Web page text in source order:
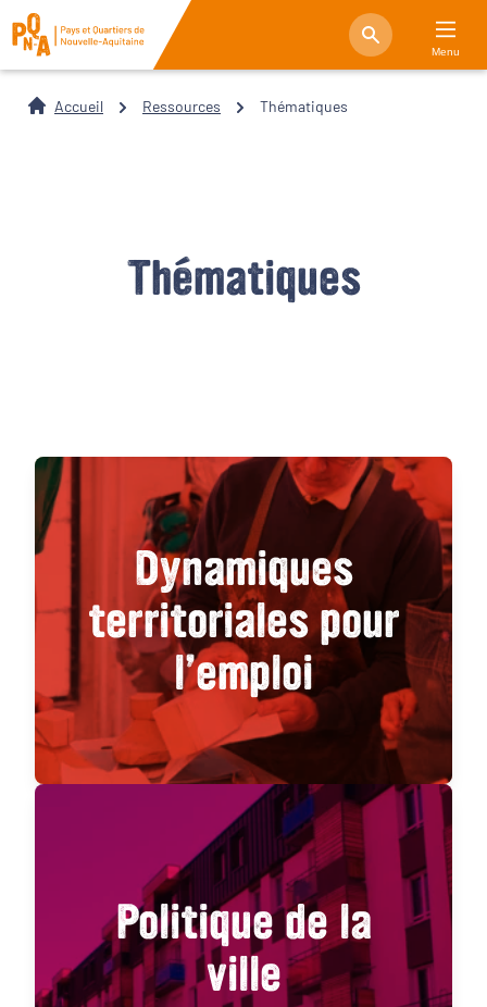
Menu
Accueil Ressources Thématiques
Thématiques
Dynamiques
territoriales pour
l’emploi
Politique de la
ville